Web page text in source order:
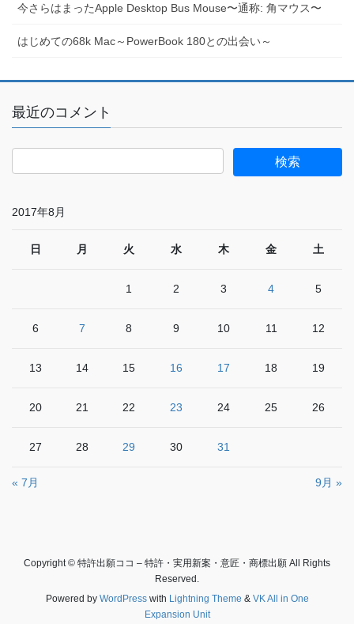
今さらはまったApple Desktop Bus Mouse〜通称: 角マウス〜
はじめての68k Mac～PowerBook 180との出会い～
最近のコメント
2017年8月
日 月 火 水 木 金 土
1 2 3 4 5
6 7 8 9 10 11 12
13 14 15 16 17 18 19
20 21 22 23 24 25 26
27 28 29 30 31
« 7月 9月 »
Copyright © 特許出願ココ – 特許・実用新案・意匠・商標出願 All Rights
Reserved.
Powered by WordPresswith Lightning Theme & VK All in One
Expansion Unit